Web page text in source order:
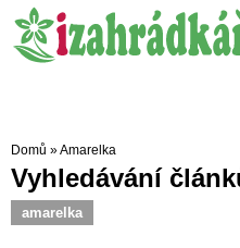
Domů »Amarelka
Vyhledávání
amarelka